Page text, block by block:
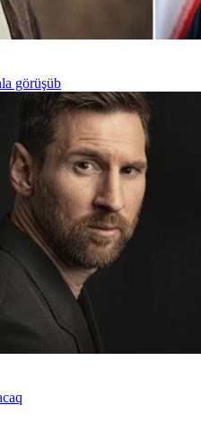
görüşüb